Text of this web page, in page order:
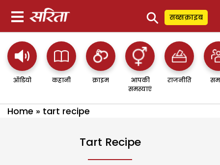
⚲ सब्सक्राइब
ऑडियो कहानी क्राइम
आपकी
समस्याएं
राजनीति
Home » tart recipe
Tart Recipe